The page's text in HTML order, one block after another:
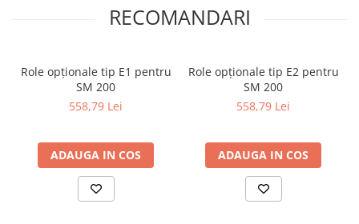
Standuri pentru ferăstraie cu
frezat
Standuri pentru mașini de șlefuit
Standuri pentru strunguri metal
Unelte striere
RECOMANDARI
Role opționale tip E1 pentru
SM 200
558,79 Lei
ADAUGA IN COS
Role opționale tip E2 pentru
SM 200
558,79 Lei
ADAUGA IN COS